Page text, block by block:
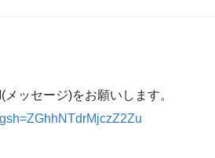
ッセージ)をお願いします。